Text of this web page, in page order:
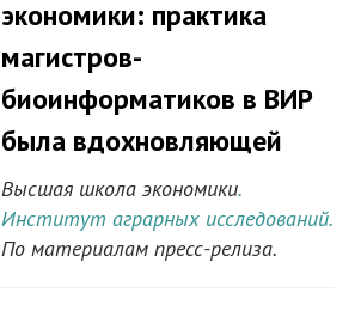
экономики: практика
магистров-
биоинформатиков в ВИР
была вдохновляющей
Высшая школа экономики.
Институт аграрных исследований.
По материалам пресс-релиза.